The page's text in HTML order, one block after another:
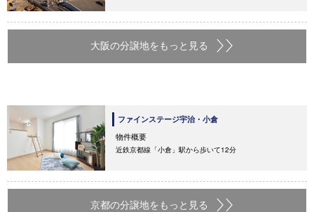
大阪の分譲地をもっと見る
ファインステージ宇治・小倉
物件概要
近鉄京都線「小倉」駅から歩いて12分
京都の分譲地をもっと見る